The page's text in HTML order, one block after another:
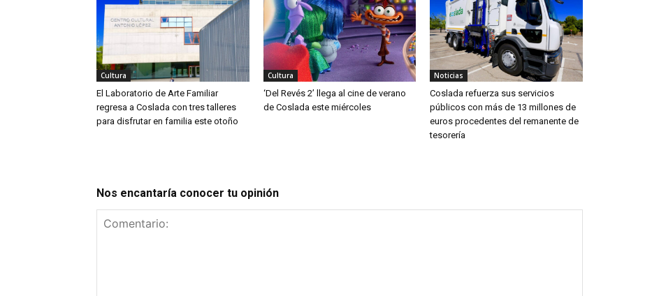
Cultura
El Laboratorio de Arte Familiar
regresa a Coslada con tres talleres
para disfrutar en familia este otoño
Cultura
‘Del Revés 2’ llega al cine de verano
de Coslada este miércoles
Noticias
Coslada refuerza sus servicios
públicos con más de 13 millones de
euros procedentes del remanente de
tesorería
Nos encantaría conocer tu opinión